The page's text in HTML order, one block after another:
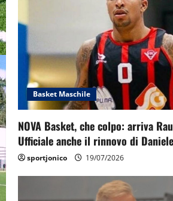
a
n
Basket Maschile
NOVA Basket, che colpo: arriva
Ufficiale anche il rinnovo di
sportjonico 19/07/2026